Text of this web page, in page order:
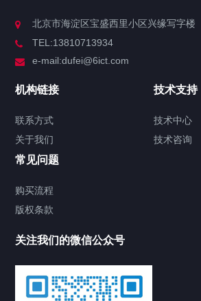
北京市海淀区宝盛西里小区兴缘写字楼
TEL:13810713934
e-mail:dufei@6ict.com
机构链接
联系方式
关于我们
技术支持
技术中心
技术咨询
常见问题
购买流程
版权条款
关注我们的微信公众号